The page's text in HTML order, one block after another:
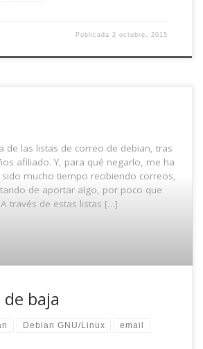
Publicada2 octubre, 2015
de las listas de correo de debian, tras
afiliado. Y, para qué negarlo, me ha
mucho tiempo recibiendo correos,
de aportar algo, por poco que
través de estas listas […]
baja
Debian GNU/Linux email